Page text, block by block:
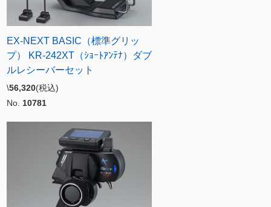
EX-NEXT BASIC（標準グリッ
プ） KR-242XT（ｼｮｰﾄｱﾝﾃﾅ）ダブ
ルレシーバーセット
\56,320(税込)
No. 10781